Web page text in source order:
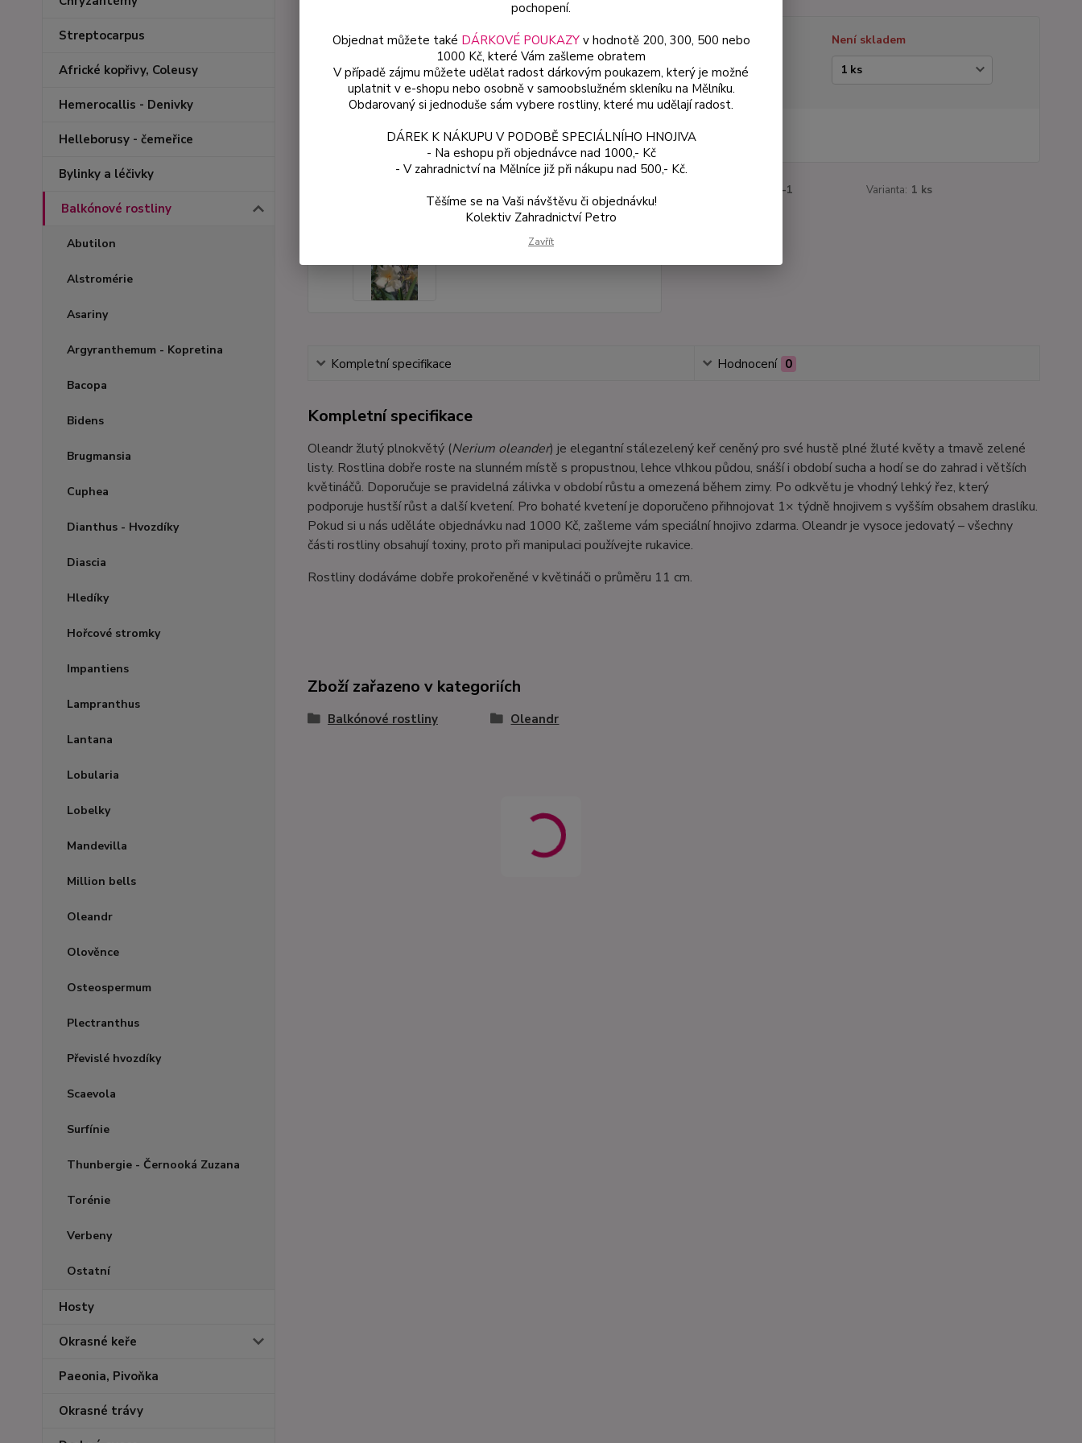
Streptocarpus
Africké kopřivy, Coleusy
Hemerocallis - Denivky
Helleborusy - čemeřice
Bylinky a léčivky
Balkónové rostliny
Abutilon
Alstromérie
Asariny
Argyranthemum - Kopretina
Bacopa
Bidens
Brugmansia
Cuphea
Dianthus - Hvozdíky
Diascia
Hledíky
Hořcové stromky
Impantiens
Lampranthus
Lantana
Lobularia
Lobelky
Mandevilla
Million bells
Oleandr
Olověnce
Osteospermum
Plectranthus
Převislé hvozdíky
Scaevola
Surfínie
Thunbergie - Černooká Zuzana
Torénie
Verbeny
Ostatní
Hosty
Okrasné keře
Paeonia, Pivoňka
Okrasné trávy
Dostupnost
Není skladem
Varianta
178-1 Varianta: 1 ks
Kompletní specifikace Hodnocení 0
Kompletní specifikace
Oleandr žlutý plnokvětý (Nerium oleander) je elegantní stálezelený keř ceněný pro své hustě plné žluté květy a tmavě zelené
listy. Rostlina dobře roste na slunném místě s propustnou, lehce vlhkou půdou, snáší i období sucha a hodí se do zahrad i větších
květináčů. Doporučuje se pravidelná zálivka v období růstu a omezená během zimy. Po odkvětu je vhodný lehký řez, který
podporuje hustší růst a další kvetení. Pro bohaté kvetení je doporučeno přihnojovat 1× týdně hnojivem s vyšším obsahem draslíku.
Pokud si u nás uděláte objednávku nad 1000 Kč, zašleme vám speciální hnojivo zdarma. Oleandr je vysoce jedovatý – všechny
části rostliny obsahují toxiny, proto při manipulaci používejte rukavice.
Rostliny dodáváme dobře prokořeněné v květináči o průměru 11 cm.
Zboží zařazeno v kategoriích
Balkónové rostliny Oleandr
pochopení.
Objednat můžete také DÁRKOVÉ POUKAZYv hodnotě 200, 300, 500 nebo
1000 Kč, které Vám zašleme obratem
V případě zájmu můžete udělat radost dárkovým poukazem, který je možné
uplatnit v e-shopu nebo osobně v samoobslužném skleníku na Mělníku.
Obdarovaný si jednoduše sám vybere rostliny, které mu udělají radost.
DÁREK K NÁKUPU V PODOBĚ SPECIÁLNÍHO HNOJIVA
- Na eshopu při objednávce nad 1000,- Kč
- V zahradnictví na Mělníce již při nákupu nad 500,- Kč.
Těšíme se na Vaši návštěvu či objednávku!
Kolektiv Zahradnictví Petro
Zavřít